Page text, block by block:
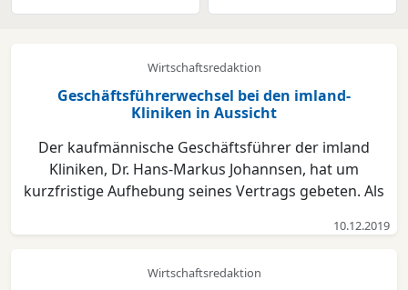
Wirtschaftsredaktion
Geschäftsführerwechsel bei den imland-
Kliniken in Aussicht
Der kaufmännische Geschäftsführer der imland
Kliniken, Dr. Hans-Markus Johannsen, hat um
kurzfristige Aufhebung seines Vertrags gebeten. Als
dringende persönliche Gründe an. „Einschneidende
es erforderlic...
10.12.2019
Wirtschaftsredaktion